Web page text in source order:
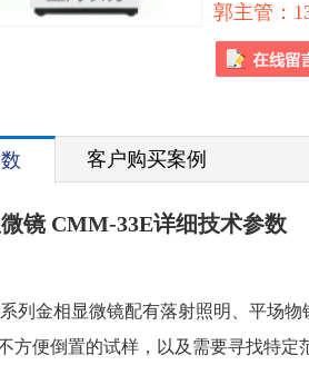
行研究分析
郭主管：
客户购买案例
镜 CMM-33E详细技术参数
系列金相显微镜配有落射照明、平场
方便倒置的试样，以及需要寻找特